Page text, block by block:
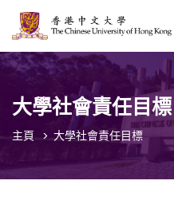
大學社會責任目標
主頁 大學社會責任目標